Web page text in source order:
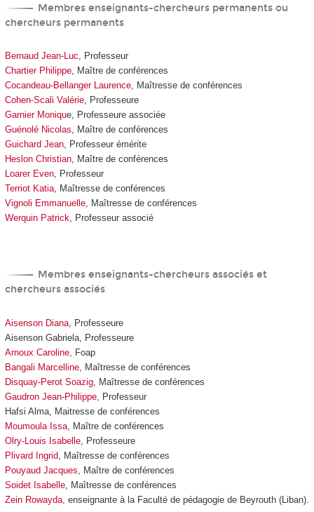
Membres enseignants-chercheurs permanents ou
chercheurs permanents
Bernaud Jean-Luc, Professeur
Chartier Philippe, Maître de conférences
Cocandeau-Bellanger Laurence, Maîtresse de conférences
Cohen-Scali Valérie, Professeure
Garnier Monique, Professeure associée
Guénolé Nicolas, Maître de conférences
Guichard Jean, Professeur émérite
Heslon Christian, Maître de conférences
Loarer Even, Professeur
Terriot Katia, Maîtresse de conférences
Vignoli Emmanuelle, Maîtresse de conférences
Werquin Patrick, Professeur associé
Membres enseignants-chercheurs associés et
chercheurs associés
Aisenson Diana, Professeure
Aisenson Gabriela, Professeure
Arnoux Caroline, Foap
Bangali Marcelline, Maîtresse de conférences
Disquay-Perot Soazig, Maîtresse de conférences
Gaudron Jean-Philippe, Professeur
Hafsi Alma, Maitresse de conférences
Moumoula Issa, Maître de conférences
Olry-Louis Isabelle, Professeure
Plivard Ingrid, Maîtresse de conférences
Pouyaud Jacques , Maître de conférences
Soidet Isabelle, Maîtresse de conférences
Zein Rowayda, enseignante à la Faculté de pédagogie de Beyrouth (Liban).